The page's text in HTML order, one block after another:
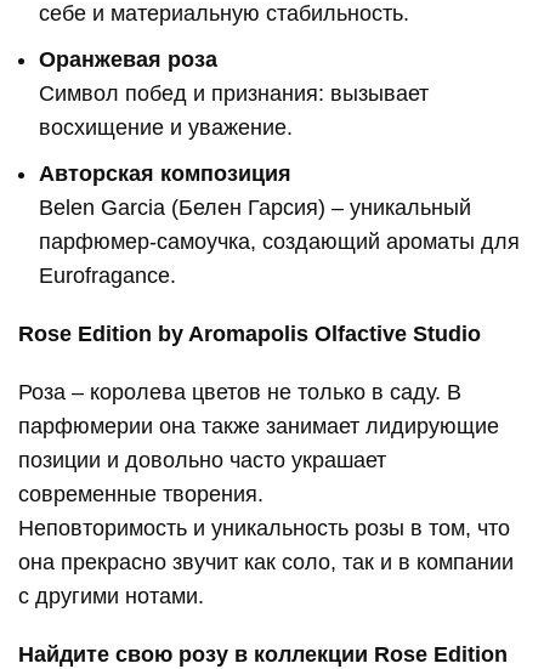
себе и материальную стабильность.
Оранжевая роза
Символ побед и признания: вызывает
восхищение и уважение.
Авторская композиция
Belen Garcia (Белен Гарсия) – уникальный
парфюмер-самоучка, создающий ароматы для
Eurofragance.
Rose Edition by Aromapolis Olfactive Studio
Роза – королева цветов не только в саду. В
парфюмерии она также занимает лидирующие
позиции и довольно часто украшает
современные творения.
Неповторимость и уникальность розы в том, что
она прекрасно звучит как соло, так и в компании
с другими нотами.
Найдите свою розу в коллекции Rose Edition